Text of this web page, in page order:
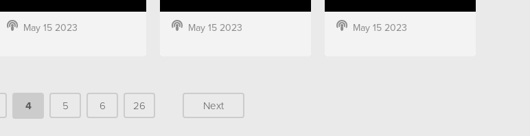
May 15 2023 May 15 2023 May 15 2023
4 5 6 26 Next